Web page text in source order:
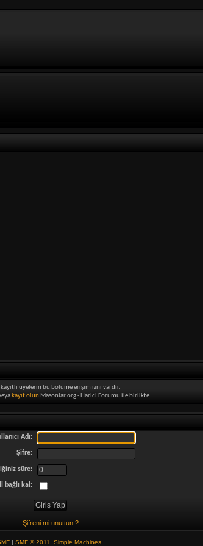
kayıtlı üyelerin bu bölüme erişim izni vardır.
kayıt olun Masonlar.org - Harici Forumu ile birlikte.
Adı:
Şifre:
süre:
bağlı kal:
Şifreni mi unuttun ?
| SMF © 2011, Simple Machines